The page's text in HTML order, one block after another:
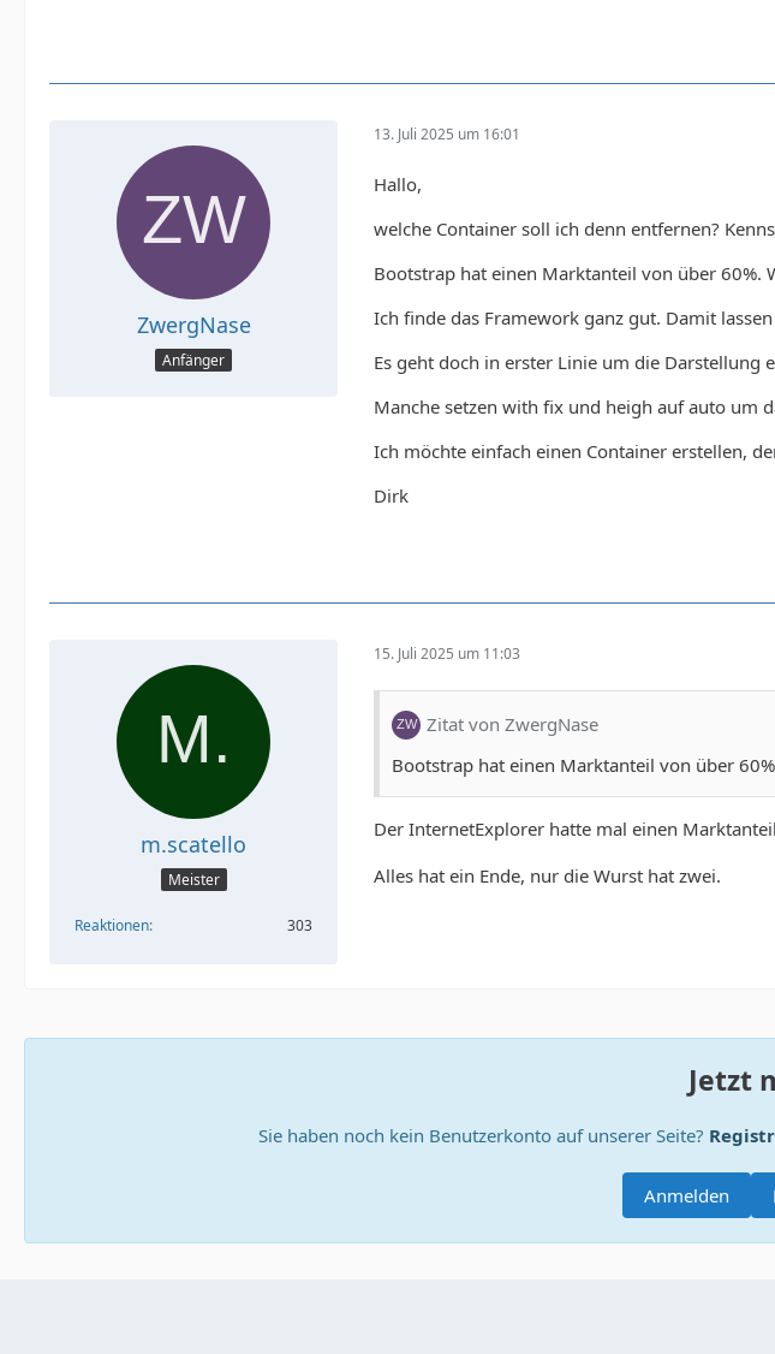
ZwergNase
Anfänger
13. Juli 2025 um 16:01
Hallo,
welche Container soll ich denn entfernen?
Bootstrap hat einen Marktanteil von über 60%.
Ich finde das Framework ganz gut. Damit
Es geht doch in erster Linie um die Darstellung
Manche setzen with fix und heigh auf auto um
Ich möchte einfach einen Container erstellen,
Dirk
m.scatello
Meister
Reaktionen 303
15. Juli 2025 um 11:03
Zitat von ZwergNase
Bootstrap hat einen Marktanteil von über
Der InternetExplorer hatte mal einen
Alles hat ein Ende, nur die Wurst hat zwei.
Jetzt
Sie haben noch kein Benutzerkonto auf unserer Seite?
Anmelden